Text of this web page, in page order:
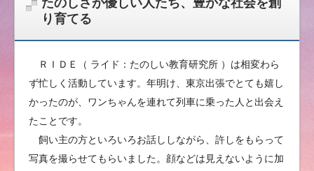
たのしさが優しい人たち、豊かな社会を創
り育てる
ＲＩＤＥ（ ライド：たのしい教育研究所 ）は相変わら
ず忙しく活動しています。年明け、東京出張でとても嬉し
かったのが、ワンちゃんを連れて列車に乗った人と出会え
たことです。
飼い主の方といろいろお話ししながら、許しをもらって
写真を撮らせてもらいました。顔などは見えないように加